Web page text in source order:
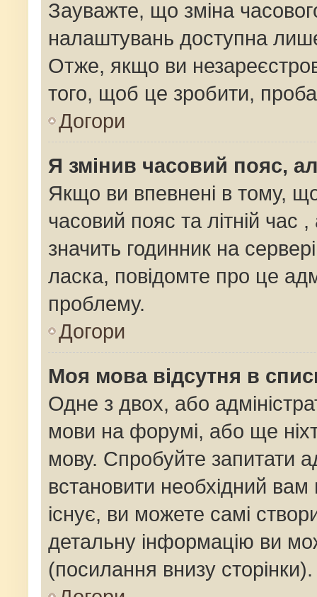
Зауважте, що зміна
налаштувань доступна
Отже, якщо ви
того, щоб це зробити,
Догори
Я змінив часовий пояс,
Якщо ви впевнені в тому,
часовий пояс та літній час
значить годинник на
ласка, повідомте про це
проблему.
Догори
Моя мова відсутня в
Одне з двох, або
мови на форумі, або ще
мову. Спробуйте запитати
встановити необхідний
існує, ви можете самі
детальну інформацію ви
(посилання внизу сторінки).